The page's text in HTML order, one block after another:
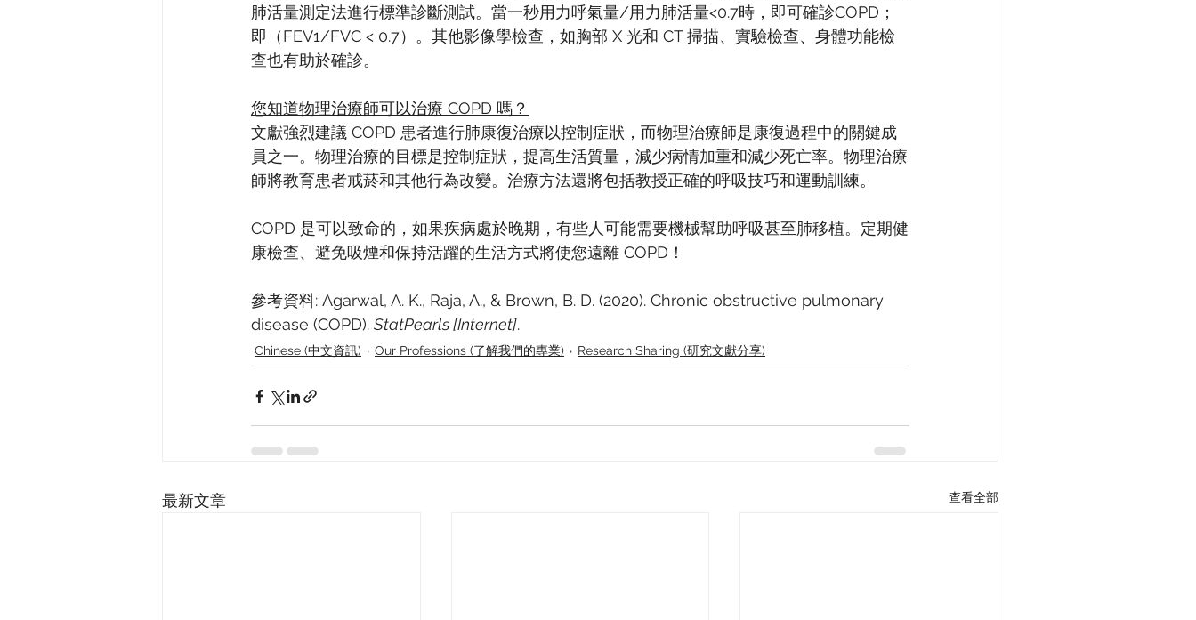
肺活量測定法進行標準診斷測試。當一秒用力呼氣量/用力肺活量<0.7時，即可確診COPD；
即（FEV1/FVC < 0.7）。其他影像學檢查，如胸部 X 光和 CT 掃描、實驗檢查、身體功能檢
查也有助於確診。
您知道物理治療師可以治療 COPD 嗎？
文獻強烈建議 COPD 患者進行肺康復治療以控制症狀，而物理治療師是康復過程中的關鍵成
員之一。物理治療的目標是控制症狀，提高生活質量，減少病情加重和減少死亡率。物理治療
師將教育患者戒菸和其他行為改變。治療方法還將包括教授正確的呼吸技巧和運動訓練。
COPD 是可以致命的，如果疾病處於晚期，有些人可能需要機械幫助呼吸甚至肺移植。定期健
康檢查、避免吸煙和保持活躍的生活方式將使您遠離 COPD！
參考資料: Agarwal, A. K., Raja, A., & Brown, B. D. (2020). Chronic obstructive pulmonary
disease (COPD). StatPearls [Internet].
Chinese (中文資訊) Our Professions (了解我們的專業) Research Sharing (研究文獻分享)
最新文章 查看全部